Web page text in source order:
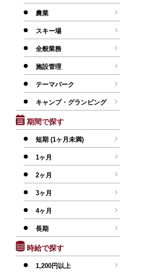
農業
スキー場
全般業務
施設管理
テーマパーク
キャンプ・グランピング
期間で探す
短期 (1ヶ月未満)
1ヶ月
2ヶ月
3ヶ月
4ヶ月
長期
時給で探す
1,200円以上